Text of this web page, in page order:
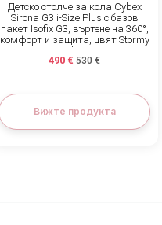
Детско столче за кола Cybex
Sirona G3 i-Size Plus с базов
пакет Isofix G3, въртене на 360°,
комфорт и защита, цвят Stormy
Blue
490 € 530 €
Вижте продукта